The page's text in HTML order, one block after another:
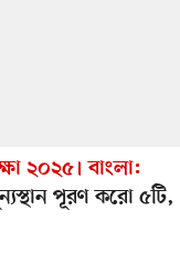
২০২৫। বাংলা:
পূরণ করো ৫টি,